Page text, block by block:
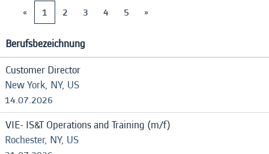
«
1 2 3 4 5 »
Berufsbezeichnung
Customer Director
New York, NY, US
14.07.2026
VIE- IS&T Operations and Training (m/f)
Rochester, NY, US